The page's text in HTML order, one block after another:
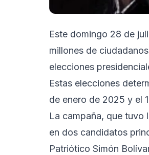
Este domingo 28 de
millones de
elecciones
Estas elecciones
de enero de 2025 y el
La campaña, que tuvo
en dos candidatos
Patriótico Simón